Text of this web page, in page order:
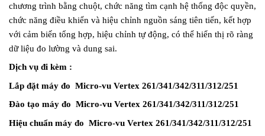
chương trình bằng chuột, chức năng tìm cạnh hệ thống độc quyền,
chức năng điều khiển và hiệu chỉnh nguồn sáng tiên tiến, kết hợp
với cảm biến tổng hợp, hiệu chỉnh tự động, có thể hiển thị rõ ràng
dữ liệu đo lường và dung sai.
Dịch vụ đi kèm :
Lắp đặt máy đo Micro-vu Vertex 261/341/342/311/312/251
Đào tạo máy đo Micro-vu Vertex 261/341/342/311/312/251
Hiệu chuẩn máy đo Micro-vu Vertex 261/341/342/311/312/251